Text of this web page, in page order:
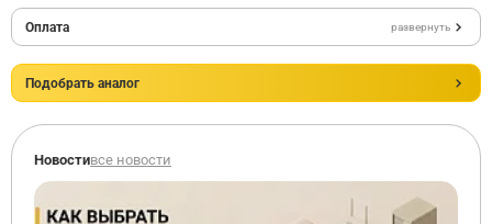
Оплата развернуть
Подобрать аналог
Новостивсе новости